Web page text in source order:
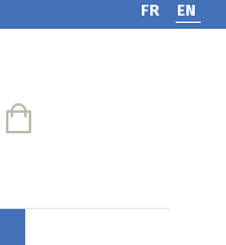
FR EN